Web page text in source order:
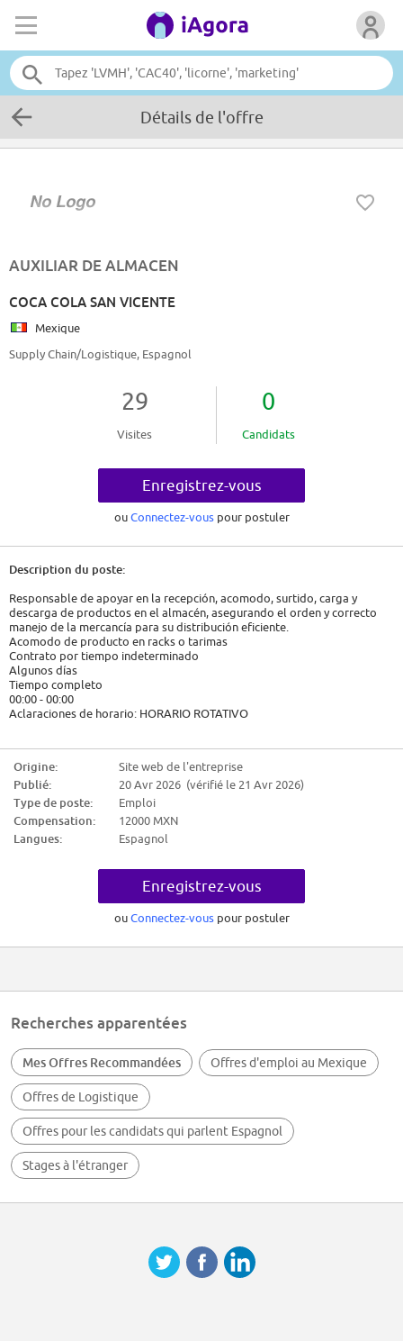
Détails de l'offre
AUXILIAR DE ALMACEN
COCA COLA SAN VICENTE
Mexique
Supply Chain/Logistique, Espagnol
29
Visites
0
Candidats
Enregistrez-vous
ouConnectez-vous pour postuler
Description du poste:
Responsable de apoyar en la recepción, acomodo, surtido, carga y
descarga de productos en el almacén, asegurando el orden y correcto
manejo de la mercancía para su distribución eficiente.
Acomodo de producto en racks o tarimas
Contrato por tiempo indeterminado
Algunos días
Tiempo completo
00:00 - 00:00
Aclaraciones de horario: HORARIO ROTATIVO
Profil requis du candidat:
Nivel académico requerido: Secundaria/sec. técnica
Experiencia: 1 - 2 años en AUXILIAR DE ALMACEN
Ninguno - Básico
Tolerancia a la presión
Aprendizaje constante
Conteo físico de inventario
Tolerancia a la presión
Origine:
Site web de l'entreprise
Publié:
20 Avr 2026 (vérifié le 21 Avr 2026)
Type de poste:
Emploi
Compensation:
12000 MXN
Langues:
Espagnol
Enregistrez-vous
ouConnectez-vous pour postuler
Recherches apparentées
Mes Offres Recommandées Offres d'emploi au Mexique
Offres de Logistique
Offres pour les candidats qui parlent Espagnol
Stages à l'étranger